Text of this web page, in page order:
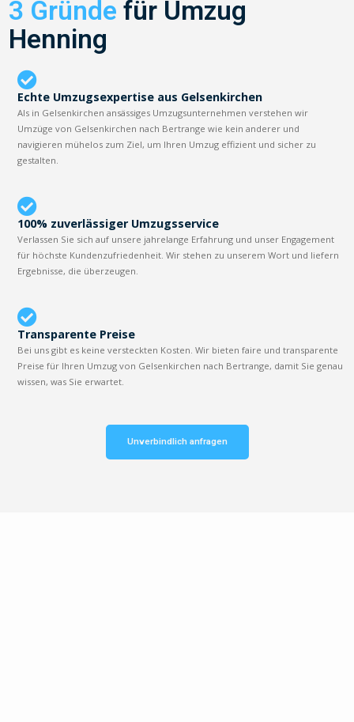
3 Gründe für Umzug
Henning
Echte Umzugsexpertise aus Gelsenkirchen
Als in Gelsenkirchen ansässiges Umzugsunternehmen verstehen wir
Umzüge von Gelsenkirchen nach Bertrange wie kein anderer und
navigieren mühelos zum Ziel, um Ihren Umzug effizient und sicher zu
gestalten.
100% zuverlässiger Umzugsservice
Verlassen Sie sich auf unsere jahrelange Erfahrung und unser Engagement
für höchste Kundenzufriedenheit. Wir stehen zu unserem Wort und liefern
Ergebnisse, die überzeugen.
Transparente Preise
Bei uns gibt es keine versteckten Kosten. Wir bieten faire und transparente
Preise für Ihren Umzug von Gelsenkirchen nach Bertrange, damit Sie genau
wissen, was Sie erwartet.
Unverbindlich anfragen